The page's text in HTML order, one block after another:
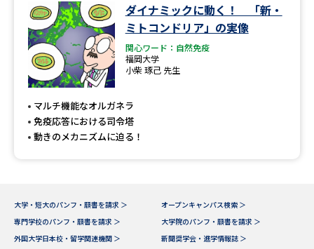
高等学校（情報）教員資格認定
大学研究
大学で学べる内容や特徴を調べる
データサイエンス特集 奨学金・特待生制度特集
ダイナミックに動く！ 「新・
ミトコンドリア」の実像
関心ワード：自然免疫
福岡大学
小柴 琢己 先生
マルチ機能なオルガネラ
免疫応答における司令塔
動きのメカニズムに迫る！
大学・短大のパンフ・願書を請求 ＞
オープンキャンパス検索 ＞
専門学校のパンフ・願書を請求 ＞
大学院のパンフ・願書を請求 ＞
外国大学日本校・留学関連機関 ＞
新聞奨学会・進学情報誌 ＞